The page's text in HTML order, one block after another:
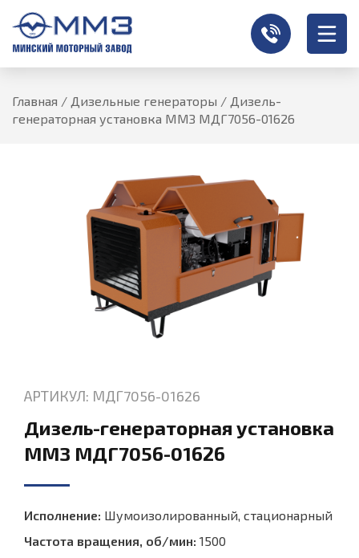
Главная / Дизельные генераторы / Дизель-
генераторная установка ММЗ МДГ7056-01626
АРТИКУЛ: МДГ7056-01626
Дизель-генераторная установка
ММЗ МДГ7056-01626
Исполнение: Шумоизолированный, стационарный
Частота вращения, об/мин: 1500